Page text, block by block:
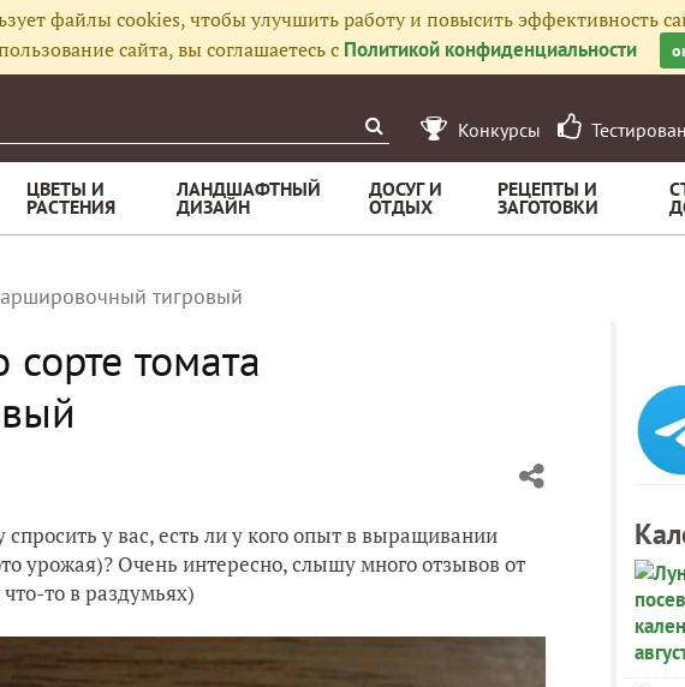
файлы cookies, чтобы улучшить работу и повысить эффективность
сайта, вы соглашаетесь с Политикой конфиденциальности
Конкурсы
ЦВЕТЫ И
РАСТЕНИЯ
ЛАНДШАФТНЫЙ
ДИЗАЙН
ДОСУГ И
ОТДЫХ
РЕЦЕПТЫ И
ЗАГОТОВКИ
тигровый
томата
у вас, есть ли у кого опыт в выращивании
урожая)? Очень интересно, слышу много отзывов от
то в раздумьях)